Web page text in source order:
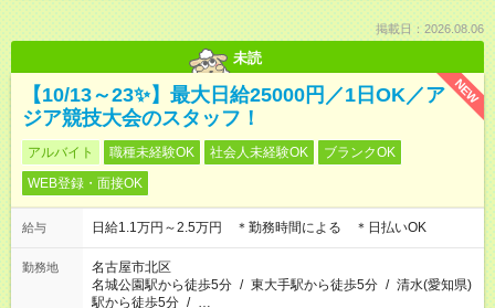
掲載日：2026.08.06
未読
NEW
【10/13～23✨】最大日給25000円／1日OK／ア
ジア競技大会のスタッフ！
アルバイト 職種未経験OK 社会人未経験OK
ブランクOK
WEB登録・面接OK
給与 日給1.1万円～2.5万円 ＊勤務時間による ＊日払いOK
勤務地
名古屋市北区
名城公園駅から徒歩5分 / 東大手駅から徒歩5分 / 清水(愛知県)
駅から徒歩5分 / …